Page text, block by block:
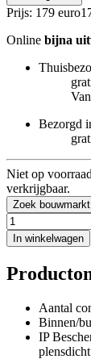
Prijs: 179 euro
Online bijna
Bezorgd
Niet op
verkrijgbaar.
Zoek
In winkelwagen
Aantal
Binnen/
IP
plensdicht